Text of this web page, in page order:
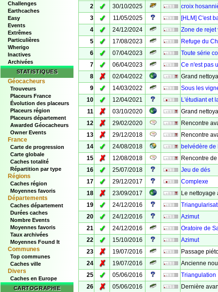
Challenges
Earthcaches
Easy
Events
Extrêmes
Particulières
Wherigo
Inactives
Archivées
STATISTIQUES
Géocacheurs
Trouveurs
Placeurs France
Évolution des placeurs
Placeurs région
Placeurs département
Awarded Géocacheurs
Owner Events
France
Carte de progression
Carte globale
Caches totalité
Répartition par type
Régions
Caches région
Moyennes favoris
Départements
Caches département
Durées caches
Nombre Events
Moyennes favoris
Taux archivées
Moyennes Found It
Communes
Top communes
Caches ville
Divers
Caches en Europe
CARTOGRAPHIE
2
✓ 30/10/2025
croix
3
✓ 11/05/2025
[HLM] C'est
4
✓ 24/12/2024
Zone de rejet
5
✓ 17/08/2023
Refuge du
6
✓ 07/04/2023
Toute série
7
✓ 06/04/2023
Ce n'est pas
8
✗ 02/04/2022
Grand
9
✓ 14/03/2022
Sous les
10
✓ 12/04/2021
L'étudiant et
11
✗ 03/10/2020
Grand
12
✗ 29/02/2020
Rencontre
13
✗ 29/12/2018
Rencontre
14
✓ 24/08/2018
belvédère de
15
✗ 12/08/2018
Rencontre
16
✓ 25/07/2018
Jeu de dés
17
✓ 29/12/2017
Complexe
18
✗ 23/09/2017
Le nettoyage
19
✓ 24/12/2016
20
✓ 24/12/2016
Azimut
21
✓ 24/12/2016
Oratoire de
22
✓ 15/10/2016
Azimut
23
✗ 19/07/2016
Passage
24
✗ 19/07/2016
Ancienne
25
✓ 05/06/2016
Triangulation
26
✗ 05/06/2016
Dernière